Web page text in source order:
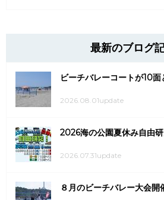
最新のブログ
ビーチバレーコートが10面
2026.08.01update
2026海の公園夏休み自由
2026.07.31update
８月のビーチバレー大会開